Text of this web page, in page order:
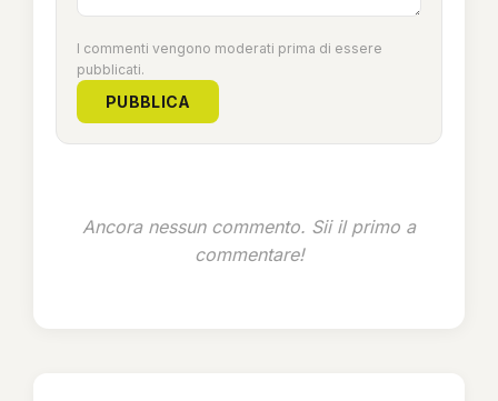
I commenti vengono moderati prima di essere
pubblicati.
PUBBLICA
Ancora nessun commento. Sii il primo a
commentare!